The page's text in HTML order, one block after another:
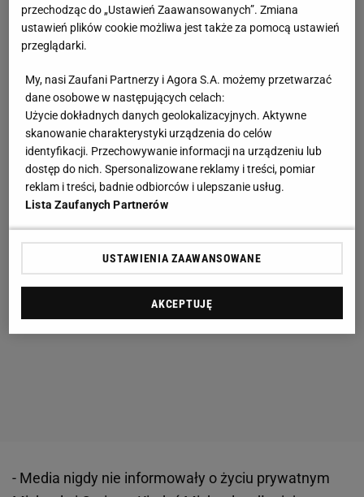
- Media nigdy nie informowały o życiu prywatnym
przechodząc do „Ustawień Zaawansowanych”. Zmiana
ustawień plików cookie możliwa jest także za pomocą ustawień
przeglądarki.
My, nasi Zaufani Partnerzy i Agora S.A. możemy przetwarzać
dane osobowe w następujących celach:
Użycie dokładnych danych geolokalizacyjnych. Aktywne
skanowanie charakterystyki urządzenia do celów
identyfikacji. Przechowywanie informacji na urządzeniu lub
dostęp do nich. Spersonalizowane reklamy i treści, pomiar
reklam i treści, badnie odbiorców i ulepszanie usług.
Lista Zaufanych Partnerów
USTAWIENIA ZAAWANSOWANE
AKCEPTUJĘ